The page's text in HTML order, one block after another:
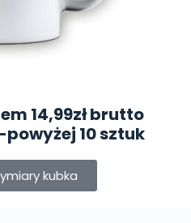
14,99zł brutto
10 sztuk
kubka